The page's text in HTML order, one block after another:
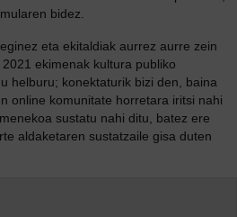
bidez.
eta ekitaldiak aurrez aurre zein
ekimenak kultura publiko
helburu; konektaturik bizi den, baina
online komunitate horretara iritsi nahi
sustatu nahi ditu, batez ere
aldaketaren sustatzaile gisa duten